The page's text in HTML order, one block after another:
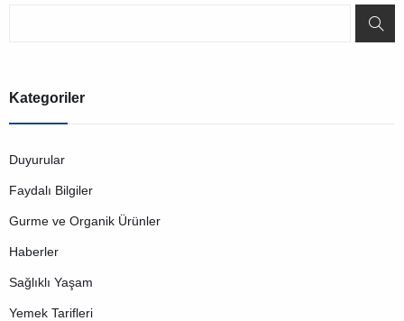
Kategoriler
Duyurular
Faydalı Bilgiler
Gurme ve Organik Ürünler
Haberler
Sağlıklı Yaşam
Yemek Tarifleri